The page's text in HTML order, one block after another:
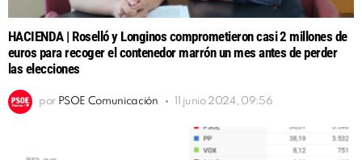
HACIENDA | Roselló y Longinos comprometieron casi 2 millones de
euros para recoger el contenedor marrón un mes antes de perder
las elecciones
por PSOE Comunicación 11 junio 2024, 09:56